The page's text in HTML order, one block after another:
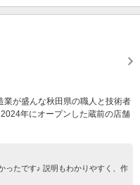
業が盛んな秋田県の職人と技術者
年にオープンした蔵前の店舗
ったです♪ 説明もわかりやすく、作